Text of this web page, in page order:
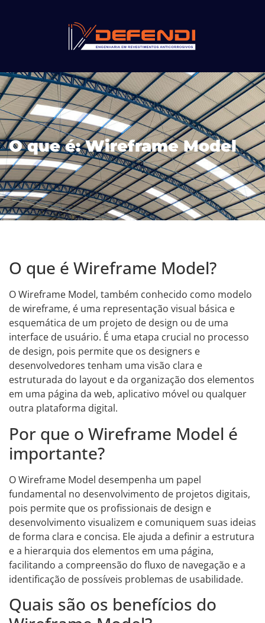
O que é: Wireframe Model
O que é Wireframe Model?
O Wireframe Model, também conhecido como modelo
de wireframe, é uma representação visual básica e
esquemática de um projeto de design ou de uma
interface de usuário. É uma etapa crucial no processo
de design, pois permite que os designers e
desenvolvedores tenham uma visão clara e
estruturada do layout e da organização dos elementos
em uma página da web, aplicativo móvel ou qualquer
outra plataforma digital.
Por que o Wireframe Model é
importante?
O Wireframe Model desempenha um papel
fundamental no desenvolvimento de projetos digitais,
pois permite que os profissionais de design e
desenvolvimento visualizem e comuniquem suas ideias
de forma clara e concisa. Ele ajuda a definir a estrutura
e a hierarquia dos elementos em uma página,
facilitando a compreensão do fluxo de navegação e a
identificação de possíveis problemas de usabilidade.
Quais são os benefícios do